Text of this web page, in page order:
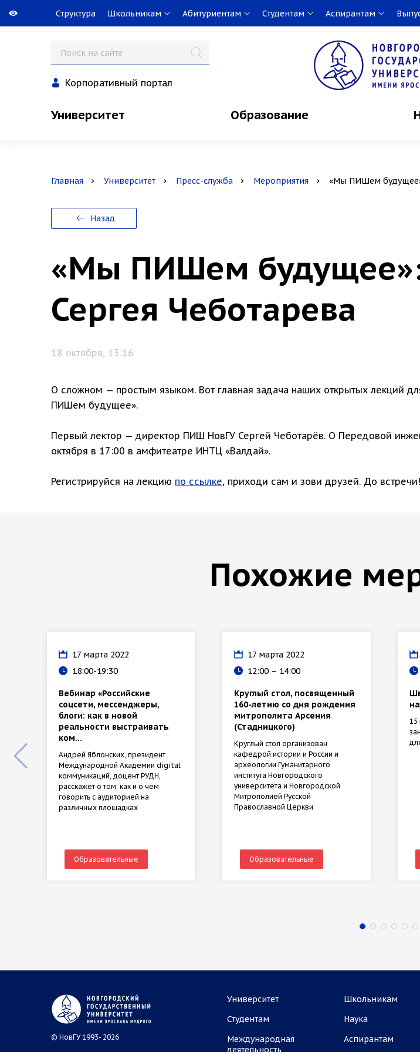
Структура Школьникам Абитуриентам Студентам Аспирантам
Корпоративный портал
Университет Образование
Главная Университет Пресс-служба Мероприятия «Мы ПИШем
Назад
«Мы ПИШем
Сергея Чеботарева
18 октября, 13:16
О сложном — простым языком. Вот главная задача наших открытых лекций
ПИШем будущее».
Первый лектор — директор ПИШ НовГУ Сергей Чеботарёв. О Передовой
октября в 17:00 в амфитеатре ИНТЦ «Валдай».
Регистрируйся на лекцию по ссылке, приходи сам и зови друзей. До встречи!
Похожие
17 марта 2022
18:00-19:30
Вебинар «Российские
соцсети, мессенджеры,
блоги: как в новой
реальности выстраивать
ком...
Андрей Яблонских, президент
Международной Академии digital
коммуникаций, доцент РУДН,
расскажет о том, как и о чем
говорить с аудиторией на
различных площадках
Образовательные
17 марта 2022
12:00 – 14:00
Круглый стол, посвященный
160-летию со дня рождения
митрополита Арсения
(Стадницкого)
Круглый стол организован
кафедрой истории и России и
археологии Гуманитарного
института Новгородского
университета и Новгородской
Митрополией Русской
Православной Церкви
Образовательные
15
© НовГУ 1993- 2026
Университет
Студентам
Международная
деятельность
Школьникам
Наука
Аспирантам